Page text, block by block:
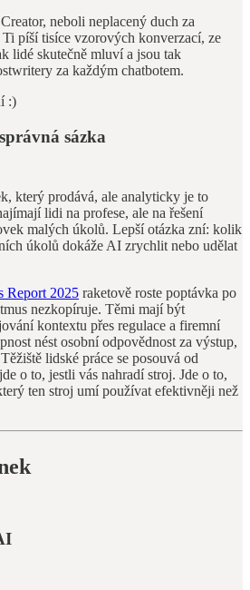
neboli neplacený duch za
píší tisíce vzorových konverzací, ze
lidé skutečně mluví a jsou tak
za každým chatbotem.
:)
sázka
který prodává, ale analyticky je to
lidi na profese, ale na řešení
malých úkolů. Lepší otázka zní: kolik
úkolů dokáže AI zrychlit nebo udělat
Report 2025 raketově roste poptávka po
nezkopíruje. Těmi mají být
kontextu přes regulace a firemní
nést osobní odpovědnost za výstup,
lidské práce se posouvá od
o to, jestli vás nahradí stroj. Jde o to,
ten stroj umí používat efektivněji než